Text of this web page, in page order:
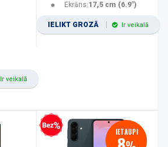
Ir veikalā
Ekrāns:17,5 cm (6.9")
IELIKT GROZĀ Ir veikalā
Bezprocentu kredīts IETAUPI